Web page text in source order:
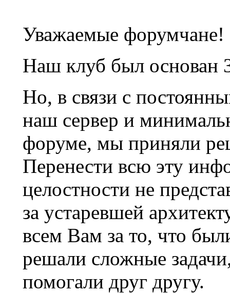
Уважаемые форумчане!
Наш клуб был основан
Но, в связи с
наш сервер и
форуме, мы приняли
Перенести всю эту
целостности не
за устаревшей
всем Вам за то, что
решали сложные
помогали друг другу.